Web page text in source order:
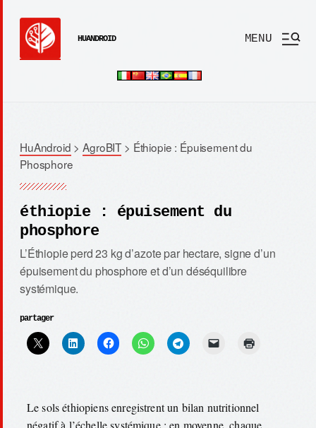
HUANDROID MENU
HuAndroid >AgroBIT > Éthiopie : Épuisement du
Phosphore
éthiopie : épuisement du
phosphore
L’Éthiopie perd 23 kg d’azote par hectare, signe d’un
épuisement du phosphore et d’un déséquilibre
systémique.
partager
Le sols éthiopiens enregistrent un bilan nutritionnel
négatif à l’échelle systémique : en moyenne, chaque